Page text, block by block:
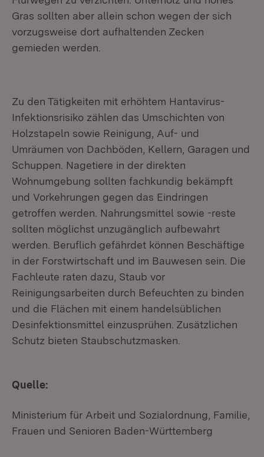
Gras sollten aber allein schon wegen der sich
vorzugsweise dort aufhaltenden Zecken
gemieden werden.
Zu den Tätigkeiten mit erhöhtem Hantavirus-
Infektionsrisiko zählen das Umschichten von
Holzstapeln sowie Reinigung, Auf- und
Umräumen von Dachböden, Kellern, Garagen und
Schuppen. Nagetiere in der direkten
Wohnumgebung sollten fachkundig bekämpft
und Vorkehrungen gegen das Eindringen
getroffen werden. Nahrungsmittel sowie -reste
sollten möglichst unzugänglich aufbewahrt
werden. Beruflich gefährdet können Beschäftige
in der Forstwirtschaft und im Bauwesen sein. Die
Fachleute raten dazu, Staub vor
Reinigungsarbeiten durch Befeuchten zu binden
und die Flächen mit einem handelsüblichen
Desinfektionsmittel einzusprühen. Zusätzlichen
Schutz bieten Staubschutzmasken.
Quelle:
Ministerium für Arbeit und Sozialordnung, Familie,
Frauen und Senioren Baden-Württemberg